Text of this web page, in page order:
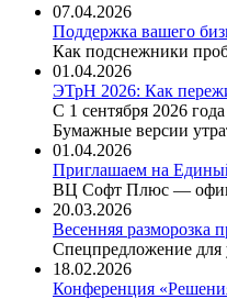
07.04.2026
Поддержка вашего
Как подснежники
01.04.2026
ЭТрН 2026: Как
С 1 сентября 2026
Бумажные версии
01.04.2026
Приглашаем на
ВЦ Софт Плюс —
20.03.2026
Весенняя разморозка
Спецпредложение для
18.02.2026
Конференция